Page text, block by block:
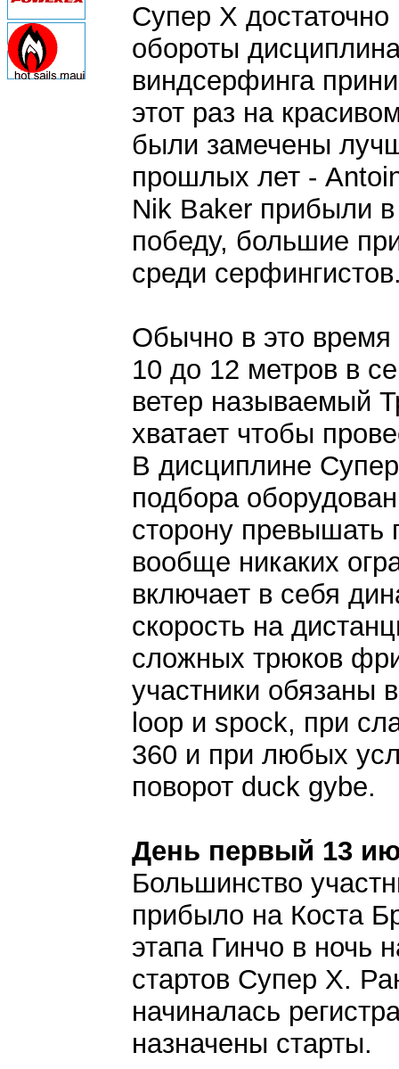
Супер Х
обороты
виндсерфинга
этот раз на
были замечены
прошлых лет -
Nik Baker прибыли
победу, большие
среди
Обычно в это время
10 до 12 метров в
ветер называемый
хватает чтобы
В дисциплине
подбора
сторону
вообще никаких
включает в себя
скорость на
сложных трюков
участники обязаны
loop и spock, при
360 и при любых
поворот duck gybe.
День первый 13
Большинство
прибыло на Коста
этапа Гинчо в ночь
стартов Супер Х.
начиналась
назначены старты.